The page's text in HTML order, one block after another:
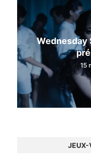
Wednesday
15
JEUX-